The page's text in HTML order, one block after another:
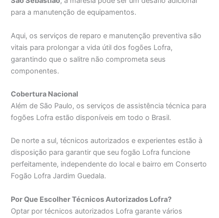
para a manutenção de equipamentos.
Aqui, os serviços de reparo e manutenção preventiva são
vitais para prolongar a vida útil dos fogões Lofra,
garantindo que o salitre não comprometa seus
componentes.
Cobertura Nacional
Além de São Paulo, os serviços de assistência técnica para
fogões Lofra estão disponíveis em todo o Brasil.
De norte a sul, técnicos autorizados e experientes estão à
disposição para garantir que seu fogão Lofra funcione
perfeitamente, independente do local e bairro em Conserto
Fogão Lofra Jardim Guedala.
Por Que Escolher Técnicos Autorizados Lofra?
Optar por técnicos autorizados Lofra garante vários